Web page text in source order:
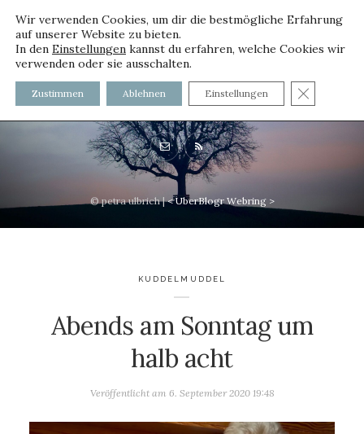
voller worte - mit und ohne
Innenfutter
© petra ulbrich |< UberBlogr Webring >
KUDDELMUDDEL
Abends am Sonntag um
halb acht
Veröffentlicht am 6. September 2020 19:48
Wir verwenden Cookies, um dir die bestmögliche Erfahrung
auf unserer Website zu bieten.
In den Einstellungen kannst du erfahren, welche Cookies wir
verwenden oder sie ausschalten.
Zustimmen Ablehnen Einstellungen GDPR